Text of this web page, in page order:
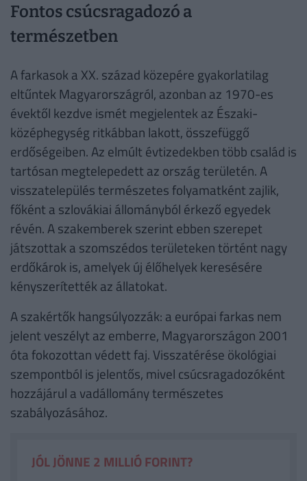
Fontos csúcsragadozó a
természetben
A farkasok a XX. század közepére gyakorlatilag
eltűntek Magyarországról, azonban az 1970-es
évektől kezdve ismét megjelentek az Északi-
középhegység ritkábban lakott, összefüggő
erdőségeiben. Az elmúlt évtizedekben több család is
tartósan megtelepedett az ország területén. A
visszatelepülés természetes folyamatként zajlik,
főként a szlovákiai állományból érkező egyedek
révén. A szakemberek szerint ebben szerepet
játszottak a szomszédos területeken történt nagy
erdőkárok is, amelyek új élőhelyek keresésére
kényszerítették az állatokat.
A szakértők hangsúlyozzák: a európai farkas nem
jelent veszélyt az emberre, Magyarországon 2001
óta fokozottan védett faj. Visszatérése ökológiai
szempontból is jelentős, mivel csúcsragadozóként
hozzájárul a vadállomány természetes
szabályozásához.
JÓL JÖNNE 2 MILLIÓ FORINT?